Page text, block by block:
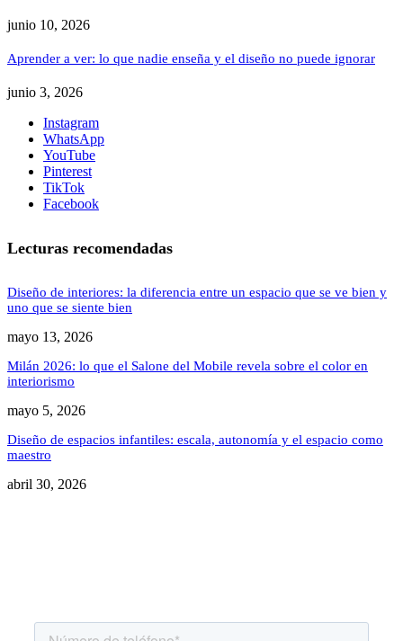
junio 10, 2026
Aprender a ver: lo que nadie enseña y el diseño no puede ignorar
junio 3, 2026
Instagram
WhatsApp
YouTube
Pinterest
TikTok
Facebook
Lecturas recomendadas
Diseño de interiores: la diferencia entre un espacio que se ve bien y
uno que se siente bien
mayo 13, 2026
Milán 2026: lo que el Salone del Mobile revela sobre el color en
interiorismo
mayo 5, 2026
Diseño de espacios infantiles: escala, autonomía y el espacio como
maestro
abril 30, 2026